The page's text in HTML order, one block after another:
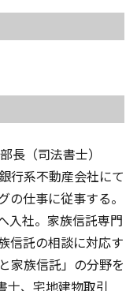
長（司法書士）
行系不動産会社にて
仕事に従事する。
入社。家族信託専門
信託の相談に対応す
家族信託」の分野を
士、宅地建物取引